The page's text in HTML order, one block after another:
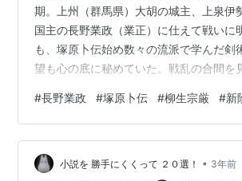
期。上州（群馬県）大胡の城主、上泉伊
国主の長野業政（業正）に仕えて戦いに
も、塚原卜伝始め数々の流派で学んだ剣
望も心の底に秘めていた。戦乱の合間を
長野業政の２人の娘、長女の正子と次女
於富とは一度男女の仲となり、その後嫁
た子供は自分の子と告げられていた。
（虎）」と呼ばれていた長野業政は関東
#長野業政 #塚原卜伝 #柳生宗厳 #新
小説を 勝手にくくって ２０選！ • 3年前